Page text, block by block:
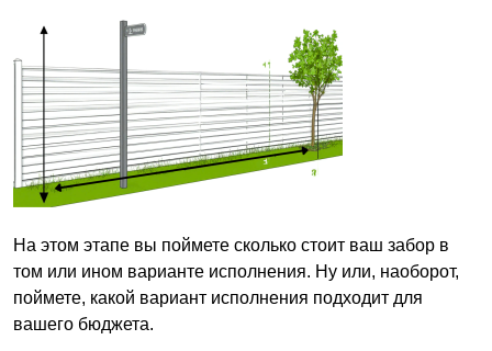
На этом этапе вы поймете сколько стоит ваш забор в
том или ином варианте исполнения. Ну или, наоборот,
поймете, какой вариант исполнения подходит для
вашего бюджета.